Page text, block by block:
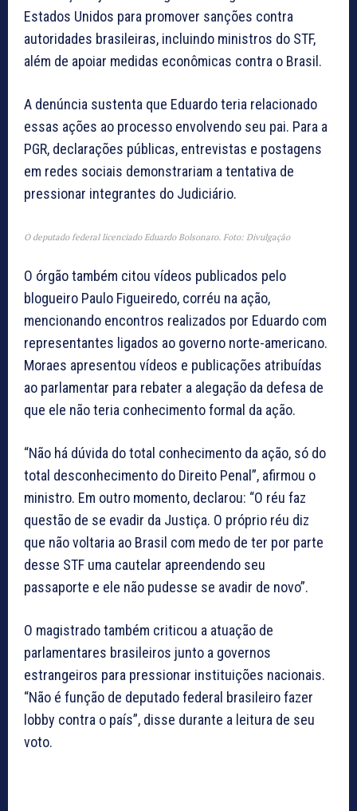
Estados Unidos para promover sanções contra
autoridades brasileiras, incluindo ministros do STF,
além de apoiar medidas econômicas contra o Brasil.
A denúncia sustenta que Eduardo teria relacionado
essas ações ao processo envolvendo seu pai. Para a
PGR, declarações públicas, entrevistas e postagens
em redes sociais demonstrariam a tentativa de
pressionar integrantes do Judiciário.
O deputado federal licenciado Eduardo Bolsonaro. Foto: Divulgação
O órgão também citou vídeos publicados pelo
blogueiro Paulo Figueiredo, corréu na ação,
mencionando encontros realizados por Eduardo com
representantes ligados ao governo norte-americano.
Moraes apresentou vídeos e publicações atribuídas
ao parlamentar para rebater a alegação da defesa de
que ele não teria conhecimento formal da ação.
“Não há dúvida do total conhecimento da ação, só do
total desconhecimento do Direito Penal”, afirmou o
ministro. Em outro momento, declarou: “O réu faz
questão de se evadir da Justiça. O próprio réu diz
que não voltaria ao Brasil com medo de ter por parte
desse STF uma cautelar apreendendo seu
passaporte e ele não pudesse se avadir de novo”.
O magistrado também criticou a atuação de
parlamentares brasileiros junto a governos
estrangeiros para pressionar instituições nacionais.
“Não é função de deputado federal brasileiro fazer
lobby contra o país”, disse durante a leitura de seu
voto.